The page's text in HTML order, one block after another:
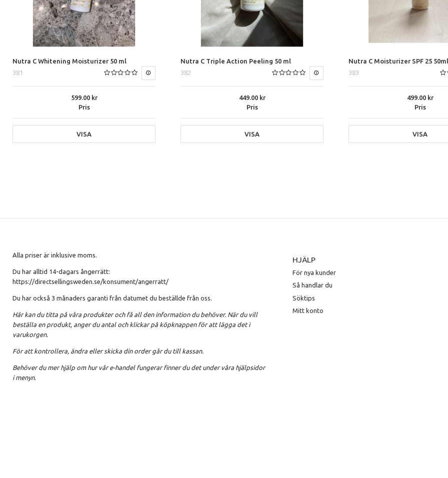
Nutra C Whitening Moisturizer 50 ml
381
Pris
599.00
VISA
Nutra C Triple Action Peeling 50 ml
382
Pris
449.00
VISA
Nutra C Moisturizer SPF 25 50ml
383
Pris
499.00
VISA
Alla priser är inklusive moms.
Du har alltid 14-dagars ångerrätt:
https://directsellingsweden.se/konsument/angerratt/
Du har också 3 månaders garanti från datumet du beställde från oss.
Här kan du titta på våra produkter och få all den information du behöver. När du vill
beställa en produkt, anger du antal och klickar på köpknappen för att lägga det i
varukorgen.
För att kontrollera, ändra eller skicka din order går du till kassan.
Behöver du mer hjälp om hur vår e-handel fungerar finner du det under våra hjälpsidor
i menyn.
HJÄLP
För nya kunder
Så handlar du
Söktips
Mitt konto